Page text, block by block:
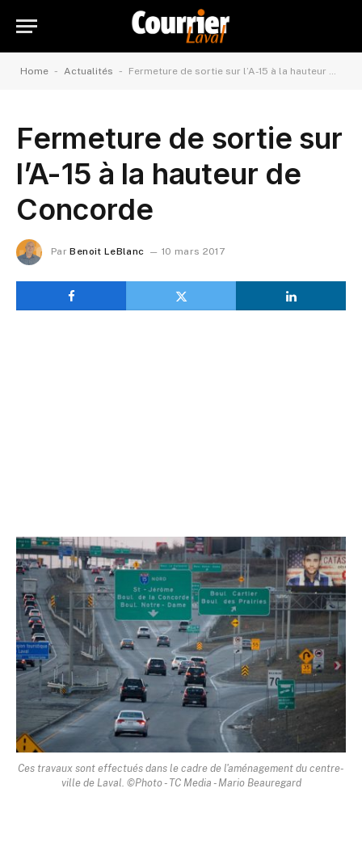
Home - Actualités - Fermeture de sortie sur l’A-15 à la hauteur de Concorde
Fermeture de sortie sur
l’A-15 à la hauteur de
Concorde
Par Benoit LeBlanc 10 mars 2017
Ces travaux sont effectués dans le cadre de l'aménagement du centre-
ville de Laval. ©Photo - TC Media - Mario Beauregard